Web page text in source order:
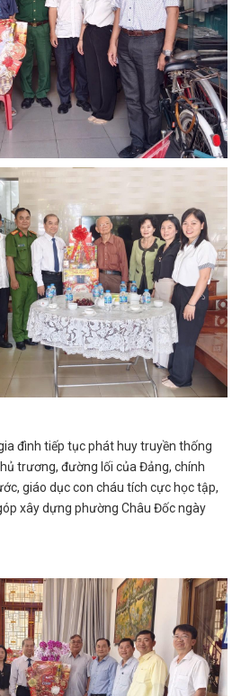
đình tiếp tục phát huy truyền thống
trương, đường lối của Đảng, chính
giáo dục con cháu tích cực học tập,
xây dựng phường Châu Đốc ngày